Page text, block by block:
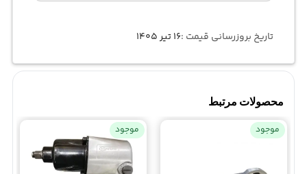
تاریخ بروزرسانی قیمت :۱۶ تیر ۱۴۰۵
محصولات مرتبط
موجود موجود